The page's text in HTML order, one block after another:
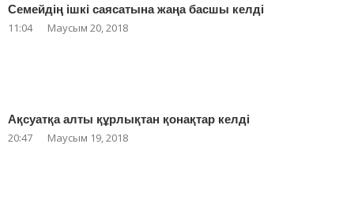
Семейдің ішкі саясатына жаңа басшы келді
11:04 Маусым 20, 2018
Ақсуатқа алты құрлықтан қонақтар келді
20:47 Маусым 19, 2018